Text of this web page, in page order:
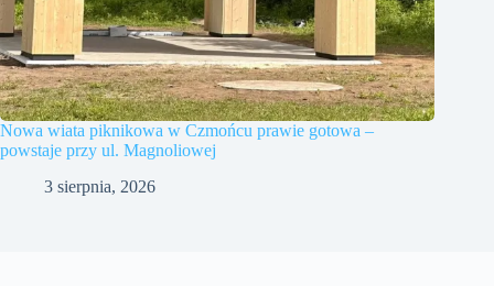
Nowa wiata piknikowa w Czmońcu prawie gotowa –
powstaje przy ul. Magnoliowej
3 sierpnia, 2026